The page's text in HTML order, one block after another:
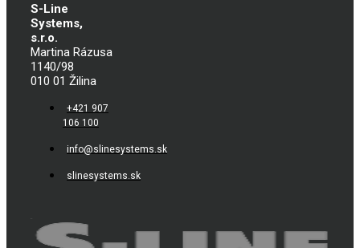
S-Line
Systems,
s.r.o.
Martina Rázusa
1140/98
010 01 Žilina
+421 907
106 100
info@slinesystems.sk
slinesystems.sk